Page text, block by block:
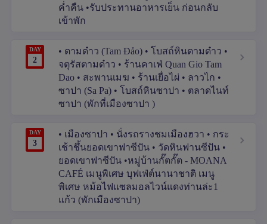
ค่ำคืน •รับประทานอาหารเย็น ก่อนกลับ
เข้าพัก
DAY
2
• ตามด๋าว (Tam Đảo) • โบสถ์หินตามด๋าว •
จตุรัสตามด๋าว • ร้านคาเฟ่ Quan Gio Tam
Dao • สะพานเมฆ • ร้านเยื่อไผ่ • ลาวไก •
ซาปา (Sa Pa) • โบสถ์หินซาปา • ตลาดไนท์
ซาปา (พักที่เมืองซาปา )
DAY
3
• เมืองซาปา • นั่งรถรางชมเมืองฮวา • กระ
เช้าชึ้นยอดเขาฟาซีปัน • วัดหินฟานซีปัน •
ยอดเขาฟาซีปัน •หมู่บ้านกั๊ตกั๊ต - MOANA
CAFÉ เมนูพิเศษ บุฟเฟ่ต์นานาชาติ เมนู
พิเศษ หม้อไฟแซลมอลไวน์แดงท่านล่ะ1
แก้ว (พักเมืองซาปา)